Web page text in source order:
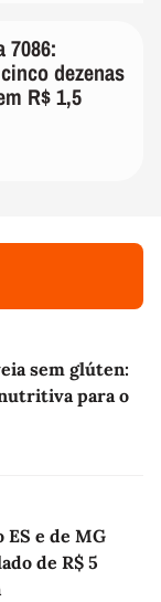
7086:
dezenas
R$ 1,5
sem glúten:
para o
ES e de MG
de R$ 5